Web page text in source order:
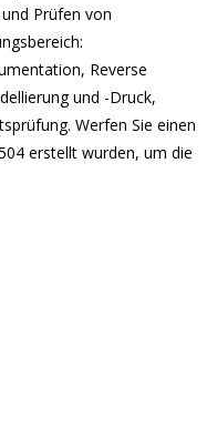
Prüfen von
Reverse
und -Druck,
Werfen Sie einen
erstellt wurden, um die